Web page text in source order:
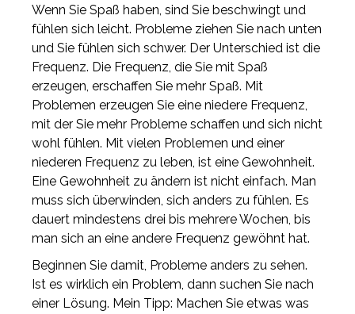
Wenn Sie Spaß haben, sind Sie beschwingt und
fühlen sich leicht. Probleme ziehen Sie nach unten
und Sie fühlen sich schwer. Der Unterschied ist die
Frequenz. Die Frequenz, die Sie mit Spaß
erzeugen, erschaffen Sie mehr Spaß. Mit
Problemen erzeugen Sie eine niedere Frequenz,
mit der Sie mehr Probleme schaffen und sich nicht
wohl fühlen. Mit vielen Problemen und einer
niederen Frequenz zu leben, ist eine Gewohnheit.
Eine Gewohnheit zu ändern ist nicht einfach. Man
muss sich überwinden, sich anders zu fühlen. Es
dauert mindestens drei bis mehrere Wochen, bis
man sich an eine andere Frequenz gewöhnt hat.
Beginnen Sie damit, Probleme anders zu sehen.
Ist es wirklich ein Problem, dann suchen Sie nach
einer Lösung. Mein Tipp: Machen Sie etwas was